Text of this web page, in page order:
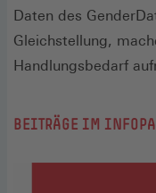
Daten des
Gleichstellung,
Handlungsbedarf
BEITRÄGE IM